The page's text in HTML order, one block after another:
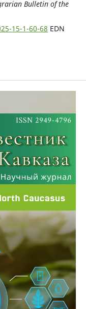
Bulletin of the
15-1-60-68 EDN